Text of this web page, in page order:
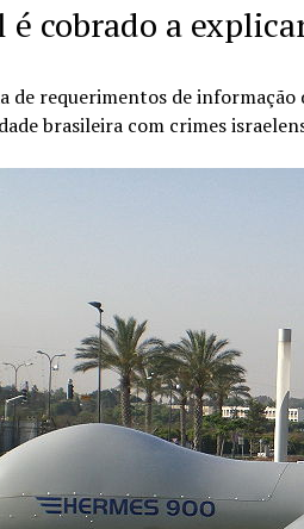
é cobrado a
de requerimentos de
brasileira com crimes